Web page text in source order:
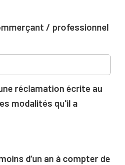
/ professionnel
réclamation écrite au
modalités qu'il a
d’un an à compter de